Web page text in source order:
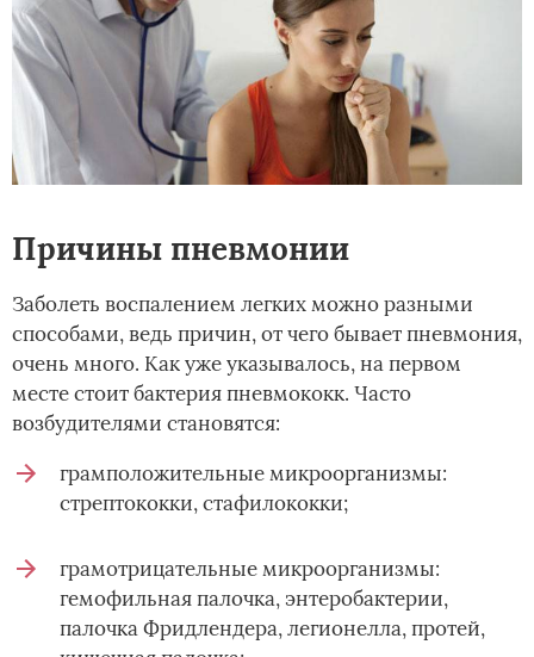
Причины пневмонии
Заболеть воспалением легких можно разными
способами, ведь причин, от чего бывает пневмония,
очень много. Как уже указывалось, на первом
месте стоит бактерия пневмококк. Часто
возбудителями становятся:
грамположительные микроорганизмы:
стрептококки, стафилококки;
грамотрицательные микроорганизмы:
гемофильная палочка, энтеробактерии,
палочка Фридлендера, легионелла, протей,